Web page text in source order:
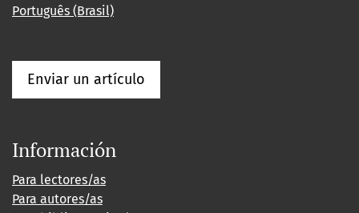
Português (Brasil)
Enviar un artículo
Información
Para lectores/as
Para autores/as